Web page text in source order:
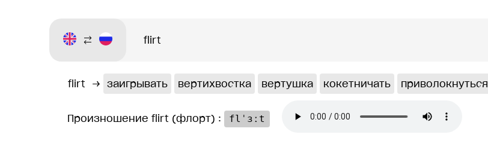
flirt → заигрывать вертихвостка вертушка кокетничать приволокнуться
Произношение flirt (флорт) : flˈɜːt